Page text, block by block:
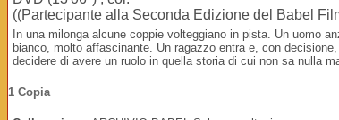
((Partecipante alla Seconda Edizione del Babel
In una milonga alcune coppie volteggiano in pista. Un uomo
bianco, molto affascinante. Un ragazzo entra e, con
decidere di avere un ruolo in quella storia di cui non sa nulla
1 Copia